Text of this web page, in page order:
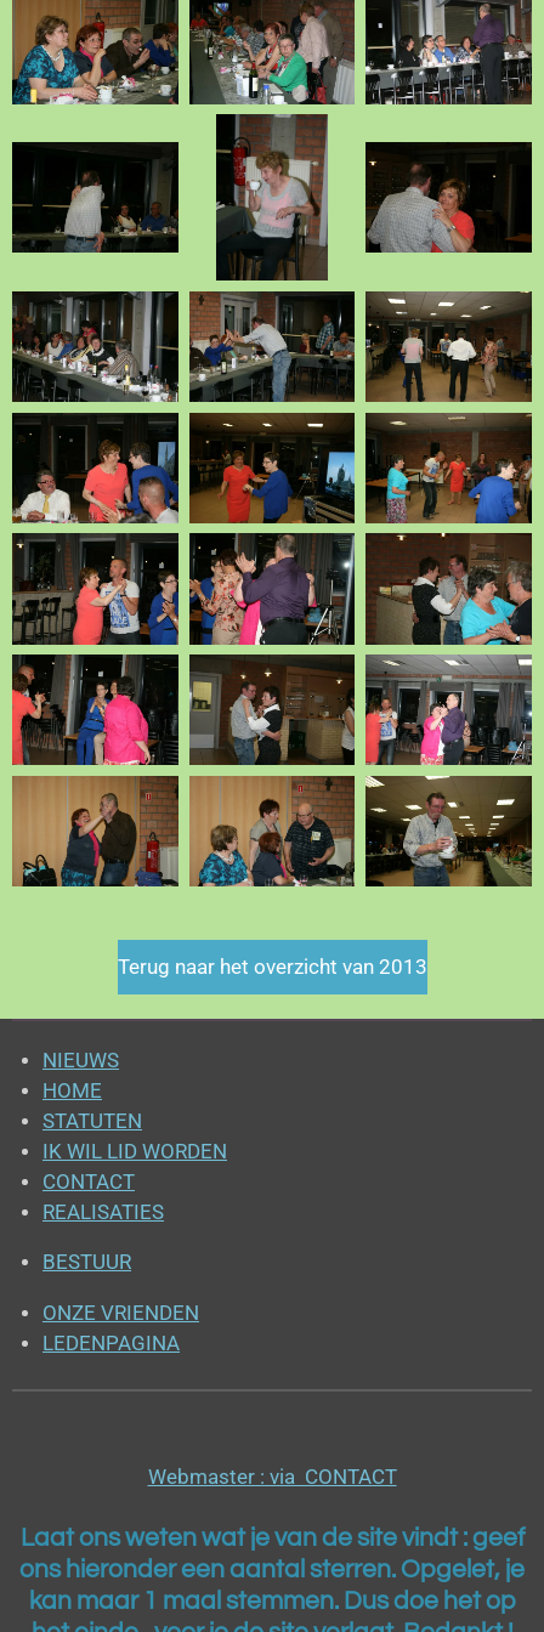
Terug naar het overzicht van 2013
NIEUWS
HOME
STATUTEN
IK WIL LID WORDEN
CONTACT
REALISATIES
BESTUUR
ONZE VRIENDEN
LEDENPAGINA
Webmaster : via CONTACT
Laat ons weten wat je van de site vindt : geef
ons hieronder een aantal sterren. Opgelet, je
kan maar 1 maal stemmen. Dus doe het op